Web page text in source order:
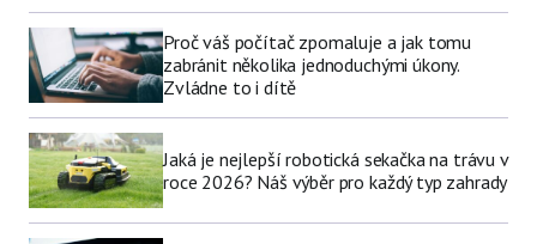
Proč váš počítač zpomaluje a jak tomu
zabránit několika jednoduchými úkony.
Zvládne to i dítě
Jaká je nejlepší robotická sekačka na trávu v
roce 2026? Náš výběr pro každý typ zahrady